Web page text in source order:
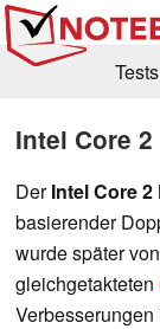
Tests
Forum
Intel Core
DerIntel Core 2
basierender
wurde später
gleichgetakteten